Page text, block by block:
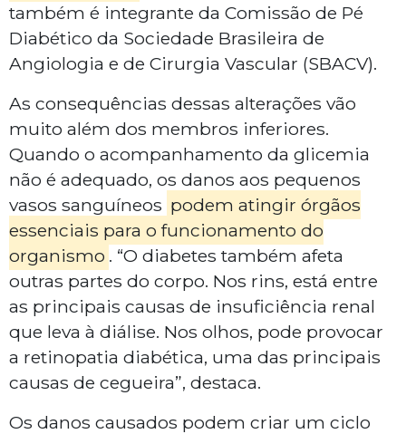
também é integrante da Comissão de Pé
Diabético da Sociedade Brasileira de
Angiologia e de Cirurgia Vascular (SBACV).
As consequências dessas alterações vão
muito além dos membros inferiores.
Quando o acompanhamento da glicemia
não é adequado, os danos aos pequenos
vasos sanguíneos podem atingir órgãos
essenciais para o funcionamento do
organismo . “O diabetes também afeta
outras partes do corpo. Nos rins, está entre
as principais causas de insuficiência renal
que leva à diálise. Nos olhos, pode provocar
a retinopatia diabética, uma das principais
causas de cegueira”, destaca.
Os danos causados podem criar um ciclo